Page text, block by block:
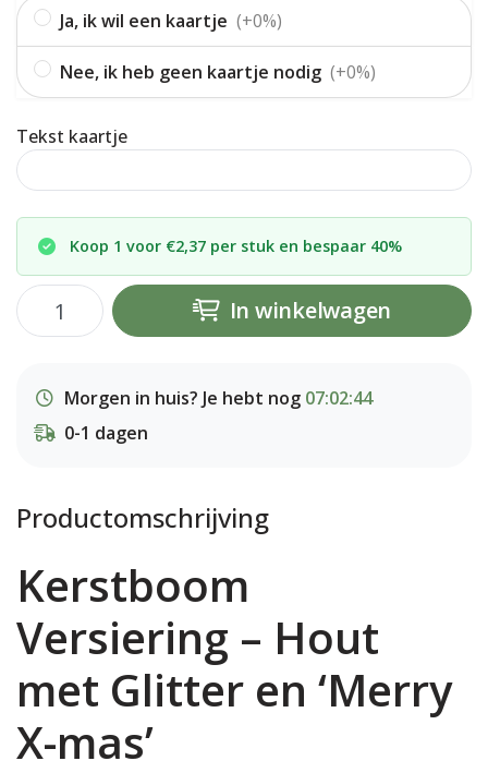
Ja, ik wil een kaartje (+0%)
Nee, ik heb geen kaartje nodig (+0%)
Tekst kaartje
Koop 1 voor €2,37 per stuk en bespaar 40%
In winkelwagen
Morgen in huis? Je hebt nog 07:02:43
0-1 dagen
Productomschrijving
Kerstboom
Versiering – Hout
met Glitter en ‘Merry
X-mas’